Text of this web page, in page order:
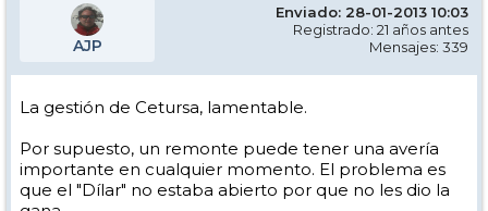
AJP
Enviado: 28-01-2013 10:03
Registrado: 21 años antes
Mensajes: 339
La gestión de Cetursa, lamentable.
Por supuesto, un remonte puede tener una avería
importante en cualquier momento. El problema es
que el "Dílar" no estaba abierto por que no les dio la